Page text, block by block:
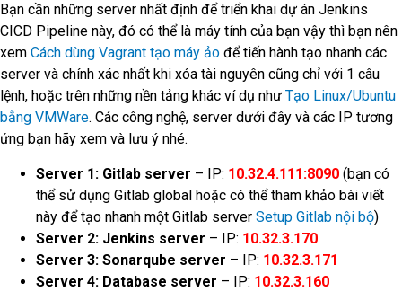
Bạn cần những server nhất định để triển khai dự án Jenkins
CICD Pipeline này, đó có thể là máy tính của bạn vậy thì bạn nên
xem Cách dùng Vagrant tạo máy ảo để tiến hành tạo nhanh các
server và chính xác nhất khi xóa tài nguyên cũng chỉ với 1 câu
lệnh, hoặc trên những nền tảng khác ví dụ như Tạo Linux/Ubuntu
bằng VMWare. Các công nghệ, server dưới đây và các IP tương
ứng bạn hãy xem và lưu ý nhé.
Server 1: Gitlab server – IP: 10.32.4.111:8090 (bạn có
thể sử dụng Gitlab global hoặc có thể tham khảo bài viết
này để tạo nhanh một Gitlab server Setup Gitlab nội bộ)
Server 2: Jenkins server – IP: 10.32.3.170
Server 3: Sonarqube server – IP: 10.32.3.171
Server 4: Database server – IP: 10.32.3.160